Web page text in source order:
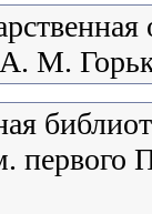
М.
первого